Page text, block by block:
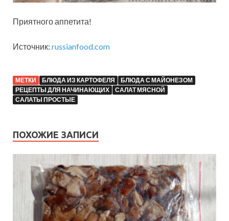
Приятного аппетита!
Источник: russianfood.com
МЕТКИ БЛЮДА ИЗ КАРТОФЕЛЯ
БЛЮДА С МАЙОНЕЗОМ
РЕЦЕПТЫ ДЛЯ НАЧИНАЮЩИХ
САЛАТ МЯСНОЙ
САЛАТЫ ПРОСТЫЕ
ПОХОЖИЕ ЗАПИСИ